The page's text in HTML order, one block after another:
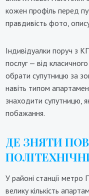
кожен профіль перед
правдивість фото,
Індивідуалки поруч з
послуг — від
обрати супутницю за
навіть типом
знаходити супутницю,
побажання.
ДЕ ЗНЯТИ
У районі станції метро
велику кількість